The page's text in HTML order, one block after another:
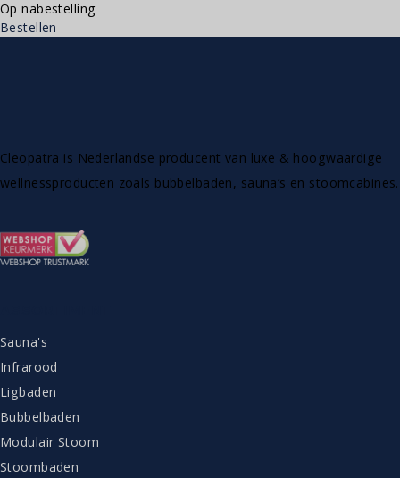
Op nabestelling
Bestellen
Cleopatra is Nederlandse producent van luxe & hoogwaardige
wellnessproducten zoals bubbelbaden, sauna’s en stoomcabines.
Sauna's
Infrarood
Ligbaden
Bubbelbaden
Modulair Stoom
Stoombaden